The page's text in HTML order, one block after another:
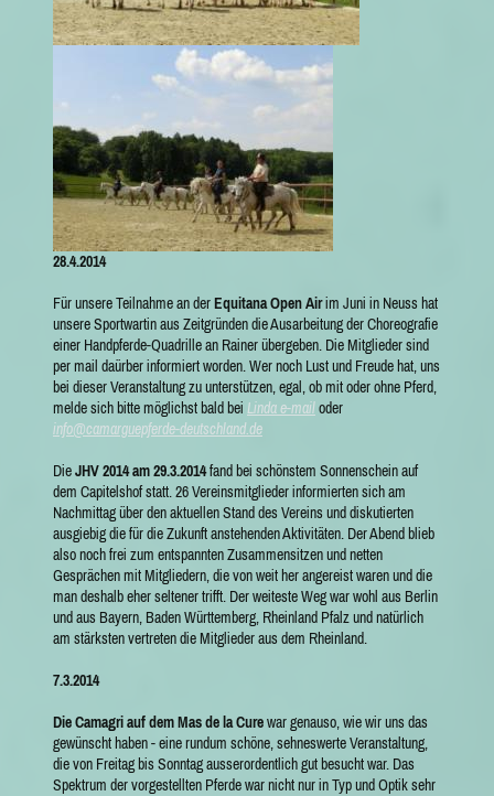
28.4.2014
Für unsere Teilnahme an derEquitana Open Airim Juni in Neuss hat
unsere Sportwartin aus Zeitgründen die Ausarbeitung der Choreografie
einer Handpferde-Quadrille an Rainer übergeben. Die Mitglieder sind
per mail daürber informiert worden. Wer noch Lust und Freude hat, uns
bei dieser Veranstaltung zu unterstützen, egal, ob mit oder ohne Pferd,
melde sich bitte möglichst bald bei Linda e-mailoder
info@camarguepferde-deutschland.de
DieJHV 2014 am 29.3.2014fand bei schönstem Sonnenschein auf
dem Capitelshof statt. 26 Vereinsmitglieder informierten sich am
Nachmittag über den aktuellen Stand des Vereins und diskutierten
ausgiebig die für die Zukunft anstehenden Aktivitäten. Der Abend blieb
also noch frei zum entspannten Zusammensitzen und netten
Gesprächen mit Mitgliedern, die von weit her angereist waren und die
man deshalb eher seltener trifft. Der weiteste Weg war wohl aus Berlin
und aus Bayern, Baden Württemberg, Rheinland Pfalz und natürlich
am stärksten vertreten die Mitglieder aus dem Rheinland.
7.3.2014
Die Camagri auf dem Mas de la Curewar genauso, wie wir uns das
gewünscht haben - eine rundum schöne, sehneswerte Veranstaltung,
die von Freitag bis Sonntag ausserordentlich gut besucht war. Das
Spektrum der vorgestellten Pferde war nicht nur in Typ und Optik sehr